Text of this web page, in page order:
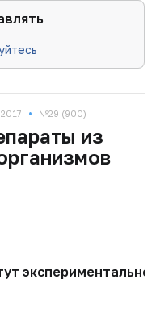
2017 • №29 (900)
из